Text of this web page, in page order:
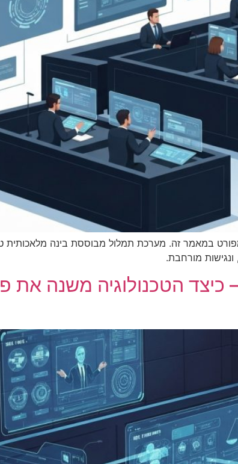
במאמר זה. מערכת תמלול מבוססת בינה מלאכותית
ונגישות מורחבת.
הטכנולוגיה משנה את